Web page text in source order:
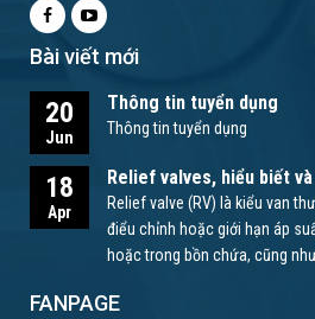
Bài viết mới
20
Jun
Thông tin tuyển dụng
Thông tin tuyển dụng
18
Apr
Relief valves, hiểu biết
Relief valve (RV) là kiểu van
điểu chỉnh hoặc giới hạn áp
hoặc trong bồn chứa, cũng
FANPAGE